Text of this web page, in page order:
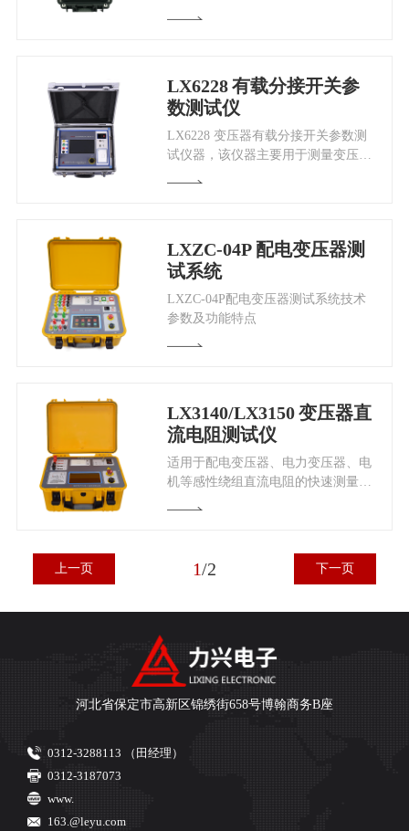
贯穿性缺陷。
LX6228 有载分接开关参
数测试仪
LX6228 变压器有载分接开关参数测
试仪器，该仪器主要用于测量变压器
量轻、抗干扰能力强，大大减轻了现
场工作人员的劳动强度，是发、供电
单位，变压器制造行业保障安全生
产，提高产品质量的理想仪器。
LXZC-04P 配电变压器测
试系统
LXZC-04P配电变压器测试系统技术
参数及功能特点
LX3140/LX3150 变压器直
流电阻测试仪
适用于配电变压器、电力变压器、电
机等感性绕组直流电阻的快速测量与
上一页 1/2 下一页
河北省保定市高新区锦绣街658号博翰商务B座
0312-3288113 （田经理）
0312-3187073
www.
163.@leyu.com